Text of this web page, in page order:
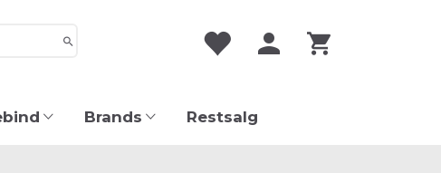
Brands Restsalg